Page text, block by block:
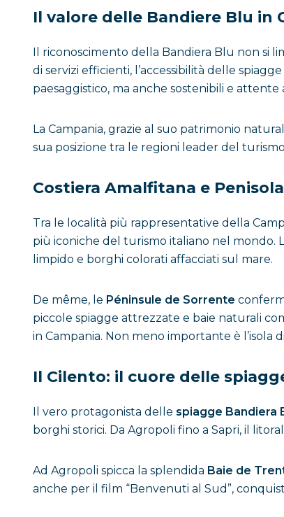
Il valore delle Bandiere Blu in
Il riconoscimento della Bandiera Blu non si
di servizi efficienti, l’accessibilità delle
paesaggistico, ma anche sostenibili e
La Campania, grazie al suo patrimonio
sua posizione tra le regioni leader del
Costiera Amalfitana e
Tra le località più rappresentative della
più iconiche del turismo italiano nel mondo.
limpido e borghi colorati affacciati sul mare.
De même, le Péninsule de Sorrente
piccole spiagge attrezzate e baie naturali
in Campania. Non meno importante è
Il Cilento: il cuore delle
Il vero protagonista delle spiagge Bandiera
borghi storici. Da Agropoli fino a Sapri, il
Ad Agropoli spicca la splendida Baie de
anche per il film “Benvenuti al Sud”,